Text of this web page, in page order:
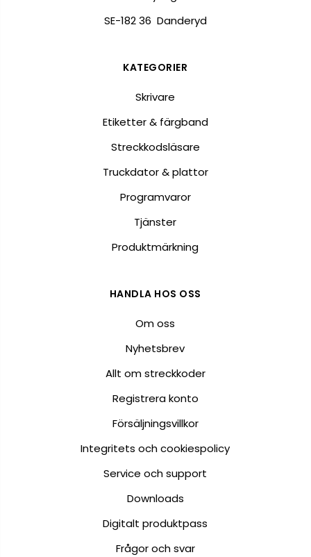
SE-182 36 Danderyd
KATEGORIER
Skrivare
Etiketter & färgband
Streckkodsläsare
Truckdator & plattor
Programvaror
Tjänster
Produktmärkning
HANDLA HOS OSS
Om oss
Nyhetsbrev
Allt om streckkoder
Registrera konto
Försäljningsvillkor
Integritets och cookiespolicy
Service och support
Downloads
Digitalt produktpass
Frågor och svar